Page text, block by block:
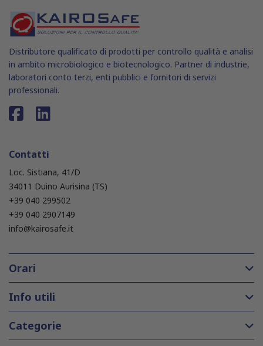
Distributore qualificato di prodotti per controllo qualità e analisi
in ambito microbiologico e biotecnologico. Partner di industrie,
laboratori conto terzi, enti pubblici e fornitori di servizi
professionali.
Contatti
Loc. Sistiana, 41/D
34011 Duino Aurisina (TS)
+39 040 299502
+39 040 2907149
info@kairosafe.it
Orari
Info utili
Categorie